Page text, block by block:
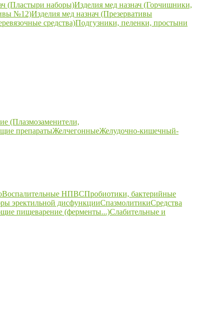
(Пластыри наборы)Изделия мед назнач (Горчишники,
№12)Изделия мед назнач (Презервативы
средства)Подгузники, пеленки, простыни
(Плазмозаменители,
препаратыЖелчегонныеЖелудочно-кишечный-
НПВСПробиотики, бактерийные
эректильной дисфункцииСпазмолитикиСредства
пищеварение (ферменты...)Слабительные и